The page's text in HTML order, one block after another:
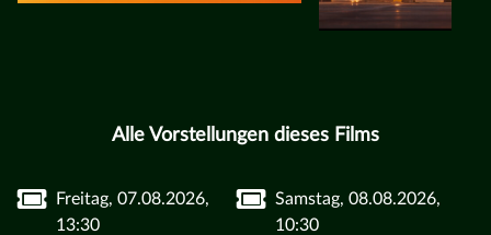
Alle Vorstellungen dieses Films
Freitag, 07.08.2026,
13:30
Samstag, 08.08.2026,
10:30